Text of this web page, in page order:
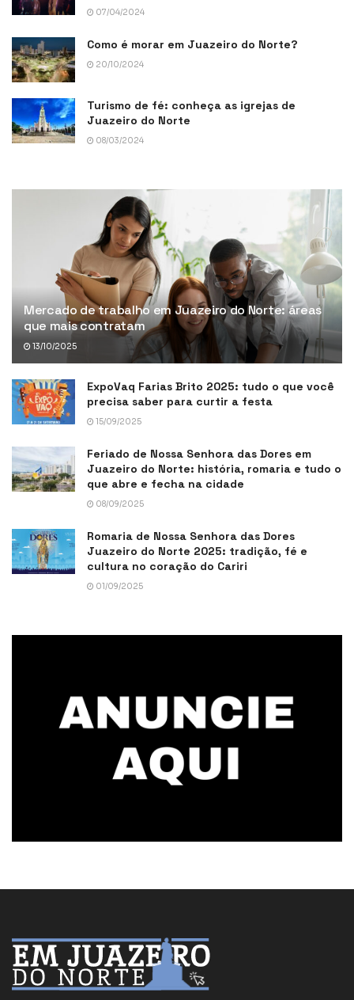
07/04/2024
Como é morar em Juazeiro do Norte?
20/10/2024
Turismo de fé: conheça as igrejas de
Juazeiro do Norte
08/03/2024
Mercado de trabalho em Juazeiro do Norte: áreas
que mais contratam
13/10/2025
ExpoVaq Farias Brito 2025: tudo o que você
precisa saber para curtir a festa
15/09/2025
Feriado de Nossa Senhora das Dores em
Juazeiro do Norte: história, romaria e tudo o
que abre e fecha na cidade
08/09/2025
Romaria de Nossa Senhora das Dores
Juazeiro do Norte 2025: tradição, fé e
cultura no coração do Cariri
01/09/2025